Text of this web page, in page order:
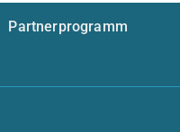
Partnerprogramm